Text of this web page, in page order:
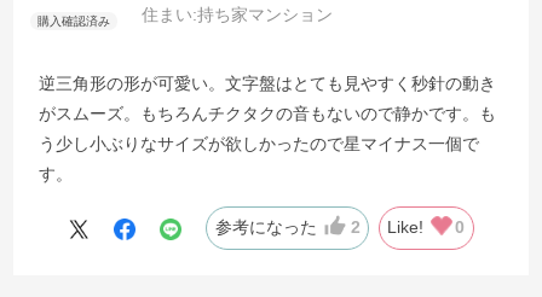
住まい:持ち家マンション
逆三角形の形が可愛い。文字盤はとても見やすく秒針の動き
がスムーズ。もちろんチクタクの音もないので静かです。も
う少し小ぶりなサイズが欲しかったので星マイナス一個で
す。
参考になった 2 Like! 0